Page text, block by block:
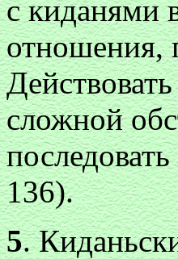
с киданями
отношения,
сложной
136).
5.